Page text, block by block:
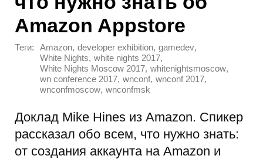
Amazon Appstore
Теги: Amazon, developer exhibition, gamedev,
White Nights, white nights 2017,
White Nights Moscow 2017, whitenightsmoscow,
wn conference 2017, wnconf, wnconf 2017,
wnconfmoscow, wnconfmsk
Доклад Mike Hines из Amazon. Спикер
рассказал обо всем, что нужно знать:
от создания аккаунта на Amazon и